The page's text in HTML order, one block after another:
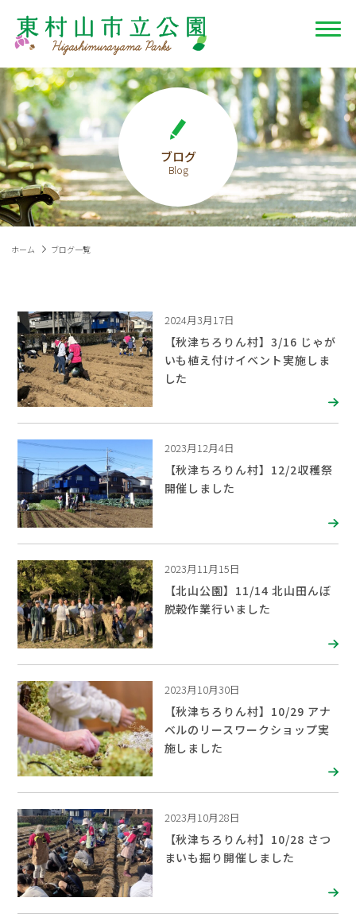
ブログ
ホーム ブログ一覧
2024月3月17日
【秋津ちろりん村】3/16 じゃが
いも植え付けイベント実施しま
した
2023月12月4日
【秋津ちろりん村】12/2収穫祭
開催しました
2023月11月15日
【北山公園】11/14 北山田んぼ
脱穀作業行いました
2023月10月30日
【秋津ちろりん村】10/29 アナ
ベルのリースワークショップ実
施しました
2023月10月28日
【秋津ちろりん村】10/28 さつ
まいも掘り開催しました